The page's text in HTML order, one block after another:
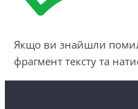
Якщо ви знайшли
фрагмент тексту та